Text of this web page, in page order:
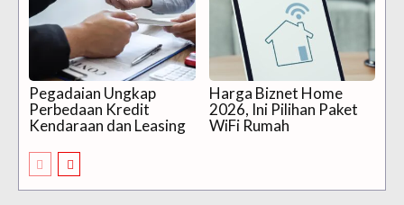
Pegadaian Ungkap
Perbedaan Kredit
Kendaraan dan Leasing
Harga Biznet Home
2026, Ini Pilihan Paket
WiFi Rumah